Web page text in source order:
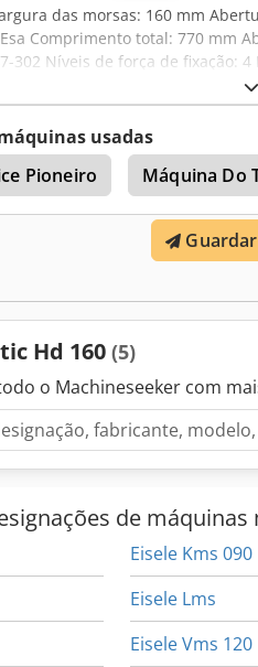
das morsas: 160 mm
Comprimento total: 770 mm
302 Níveis de força de fixação:
mínima/mm: 0 Peça de trabalho:
302 Abertura utilizável: 302
usadas
Pioneiro Máquina Do
Hd 160 (5)
o Machineseeker com
de
Eisele Kms 090
Eisele Lms
Eisele Vms 120